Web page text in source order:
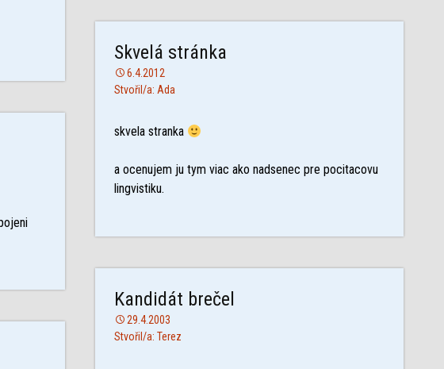
Skvelá stránka
6.4.2012
Stvořil/a: Ada
skvela stranka
a ocenujem ju tym viac ako nadsenec pre pocitacovu
lingvistiku.
Kandidát brečel
29.4.2003
Stvořil/a: Terez